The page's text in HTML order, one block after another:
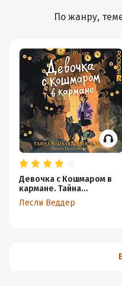
По жанру,
Девочка с Кошмаром в
кармане. Тайна
улыбающегося кота
Лесли Веддер